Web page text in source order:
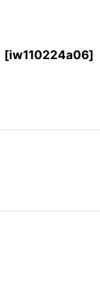
[iw110224a06]